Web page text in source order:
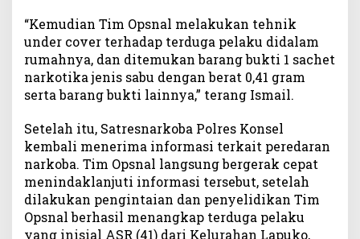
“Kemudian Tim Opsnal melakukan tehnik
under cover terhadap terduga pelaku didalam
rumahnya, dan ditemukan barang bukti 1 sachet
narkotika jenis sabu dengan berat 0,41 gram
serta barang bukti lainnya,” terang Ismail.
Setelah itu, Satresnarkoba Polres Konsel
kembali menerima informasi terkait peredaran
narkoba. Tim Opsnal langsung bergerak cepat
menindaklanjuti informasi tersebut, setelah
dilakukan pengintaian dan penyelidikan Tim
Opsnal berhasil menangkap terduga pelaku
yang inisial ASR (41) dari Kelurahan Lapuko,